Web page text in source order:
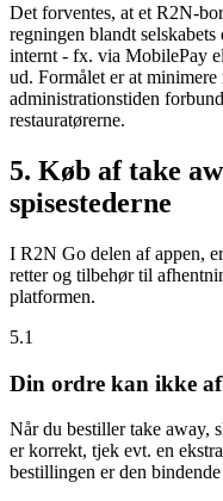
Det forventes, at et R2N-
regningen blandt
internt - fx. via MobilePay
ud. Formålet er at
administrationstiden
restauratørerne.
5. Køb af take
spisestederne
I R2N Go delen af appen,
retter og tilbehør til
platformen.
5.1
Din ordre kan ikke
Når du bestiller take away,
er korrekt, tjek evt. en
bestillingen er den